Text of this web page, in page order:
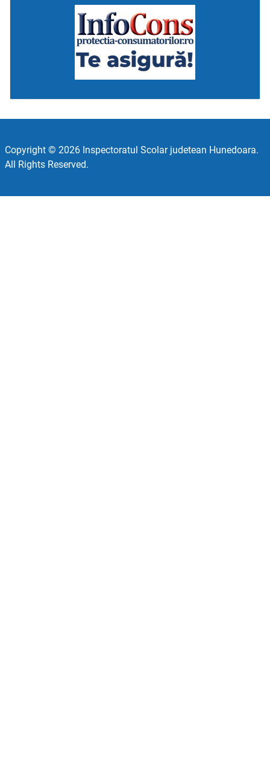
Copyright © 2026 Inspectoratul Scolar judetean Hunedoara.
All Rights Reserved.